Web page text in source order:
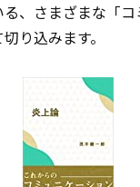
、さまざまな「コ
り込みます。